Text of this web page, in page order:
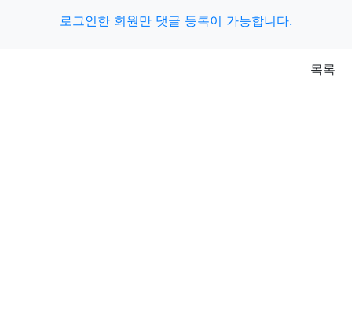
로그인한 회원만 댓글 등록이 가능합니다.
목록